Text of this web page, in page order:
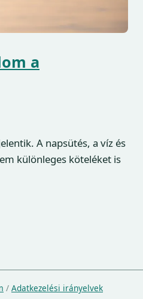
a
A napsütés, a víz és
különleges köteléket is
/ Adatkezelési irányelvek